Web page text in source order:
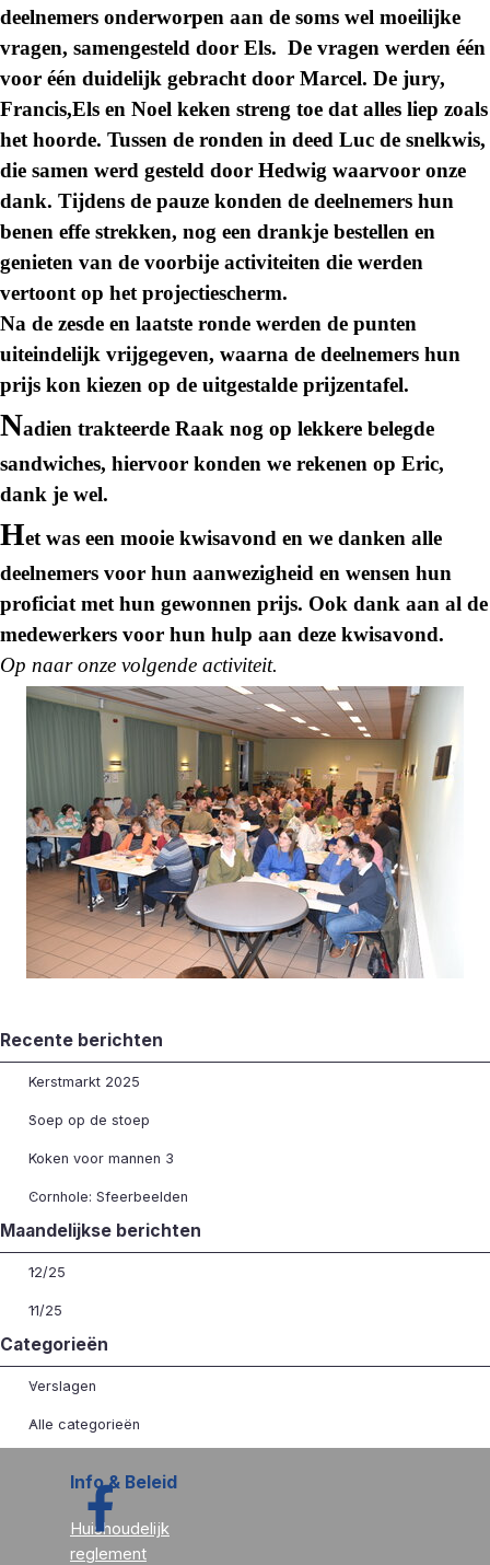
deelnemers onderworpen aan de soms wel moeilijke
vragen, samengesteld door Els. De vragen werden één
voor één duidelijk gebracht door Marcel. De jury,
Francis,Els en Noel keken streng toe dat alles liep zoals
het hoorde. Tussen de ronden in deed Luc de snelkwis,
die samen werd gesteld door Hedwig waarvoor onze
dank. Tijdens de pauze konden de deelnemers hun
benen effe strekken, nog een drankje bestellen en
genieten van de voorbije activiteiten die werden
vertoont op het projectiescherm.
Na de zesde en laatste ronde werden de punten
uiteindelijk vrijgegeven, waarna de deelnemers hun
prijs kon kiezen op de uitgestalde prijzentafel.
Nadien trakteerde Raak nog op lekkere belegde
sandwiches, hiervoor konden we rekenen op Eric,
dank je wel.
Het was een mooie kwisavond en we danken alle
deelnemers voor hun aanwezigheid en wensen hun
proficiat met hun gewonnen prijs. Ook dank aan al de
medewerkers voor hun hulp aan deze kwisavond.
Op naar onze volgende activiteit.
Blok overslaan Recente berichten
Recente berichten
Kerstmarkt 2025
Soep op de stoep
Koken voor mannen 3
Cornhole: Sfeerbeelden
Blok overslaan Maandelijkse berichten
Maandelijkse berichten
12/25
11/25
Blok overslaan Categorieën
Categorieën
Verslagen
Alle categorieën
Info & Beleid
Huishoudelijk
reglement